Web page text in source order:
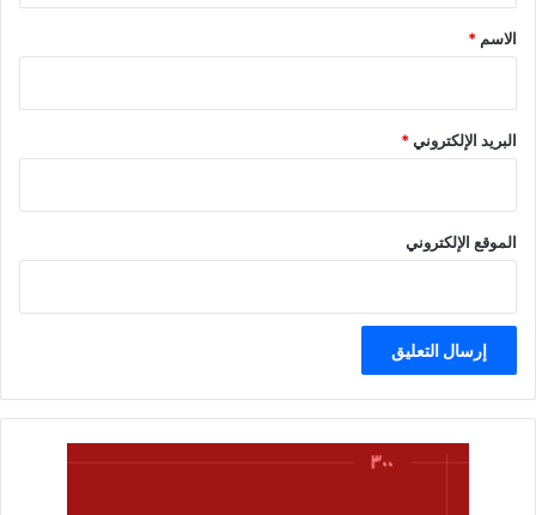
*
الاسم *
البريد الإلكتروني*
الموقع الإلكتروني